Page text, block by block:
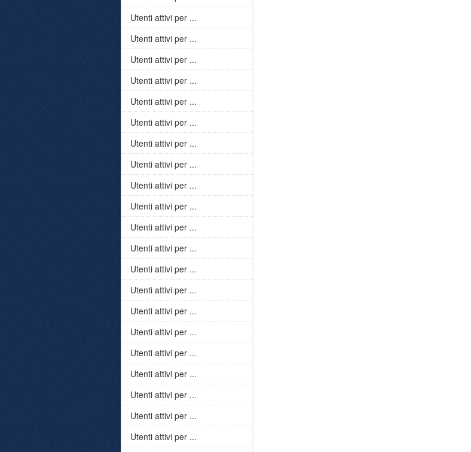
Utenti attivi per ...
Utenti attivi per ...
Utenti attivi per ...
Utenti attivi per ...
Utenti attivi per ...
Utenti attivi per ...
Utenti attivi per ...
Utenti attivi per ...
Utenti attivi per ...
Utenti attivi per ...
Utenti attivi per ...
Utenti attivi per ...
Utenti attivi per ...
Utenti attivi per ...
Utenti attivi per ...
Utenti attivi per ...
Utenti attivi per ...
Utenti attivi per ...
Utenti attivi per ...
Utenti attivi per ...
Utenti attivi per ...